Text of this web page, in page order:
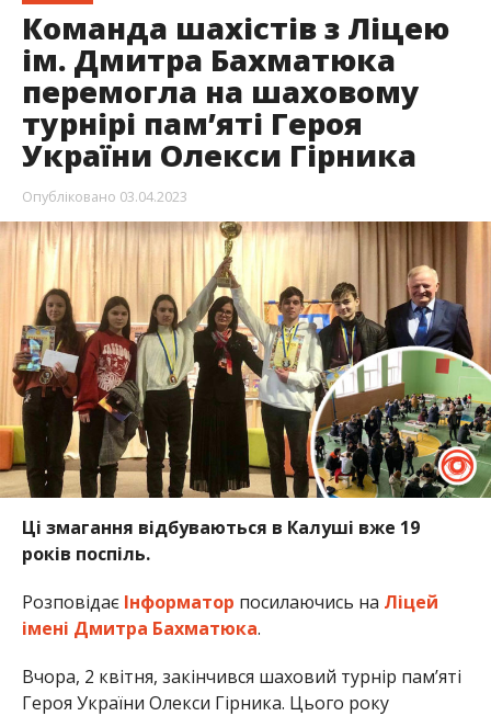
Команда шахістів з Ліцею
ім. Дмитра Бахматюка
перемогла на шаховому
турнірі пам’яті Героя
України Олекси Гірника
Опубліковано 03.04.2023
Ці змагання відбуваються в Калуші вже 19
років поспіль.
Розповідає Інформатор посилаючись на Ліцей
імені Дмитра Бахматюка.
Вчора, 2 квітня, закінчився шаховий турнір памʼяті
Героя України Олекси Гірника. Цього року